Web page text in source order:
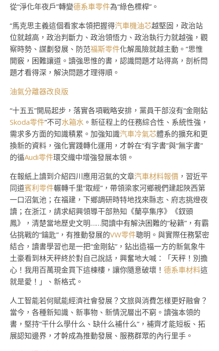
從“淨化年夜戶”轉變德系車零件為“綠色標桿”。
“馬克思主義這個看家本領把握得汽車機油芯越堅固，政治站
位就越高，政治判斷力、政治領悟力、政治執行力就越強，觀
察時勢、謀劃發展、防范福斯零件化解風險就越主動。”思惟
開竅，困難讓道。讀強思惟的書，認識問題才站得高，剖析問
題才看得深，解決問題才理得順。
油氣分離器改良版
“十五五”開局起步，落實各項戰略安排，黨員干部沒有“金剛鉆
Skoda零件”不可水箱水 。新征程上的任務綜合性、系統性強，
需求多方面的知識積累。加強知識汽車冷氣芯體系的擴充和更
換新的資料，強化實踐轉化運用，才幹在“有字書”與“無字書”
的循Audi零件環交織中增強發展本領。
在報紙上讀到介紹四川應用沼氣的文章汽車材料報價 ，習近平
同道賓利零件輾轉千里“取經”，帶領梁家河鄉親們建起陜西第
一口沼氣池；在福建，下鄉調研時特地找來縣志、府志挑燈夜
讀；在浙江，請求紹興領導干部熟知《蘭亭集序》《釵頭
鳳》，清楚當地歷史文明……閱讀中有解決困難的“秘籍”，有霸
佔挑戰的“鑰匙”，有推動發展的VW零件聰明。與實際任務緊密
結合，讀書學習也是一把“金剛鉆”，鉆出造福一方的新氣象牛
土豪看到林天秤終於對自己說話，興奮地大喊：「天秤！別擔
心！我用百萬現金買下這棟樓，讓你隨意破壞！ 德系車材料這
就是愛！」、新格式。
人工智能若何賦能經濟社會發展？文旅與消費怎樣更好融會？
當今，各種新知識、新事物、新情況層出不窮。讀強本領的
書，堅持“干什么學什么、缺什么補什么”，補齊才能短板、拓
展認知邊界，才幹成為推動發展、服務群眾的內行里手。